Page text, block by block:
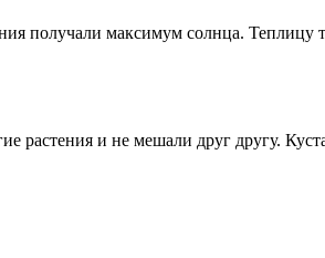
получали максимум солнца. Теплицу
растения и не мешали друг другу.